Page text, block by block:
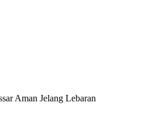
Aman Jelang Lebaran